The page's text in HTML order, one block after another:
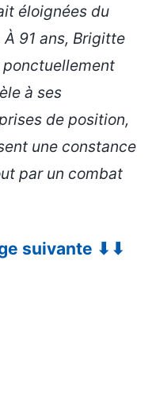
éloignées du
91 ans, Brigitte
ponctuellement
à ses
de position,
une constance
par un combat
suivante ⬇⬇